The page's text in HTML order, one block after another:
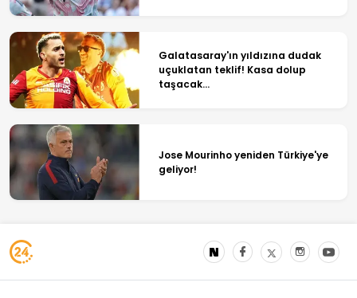
Galatasaray'ın yıldızına dudak
uçuklatan teklif! Kasa dolup
taşacak...
Jose Mourinho yeniden Türkiye'ye
geliyor!